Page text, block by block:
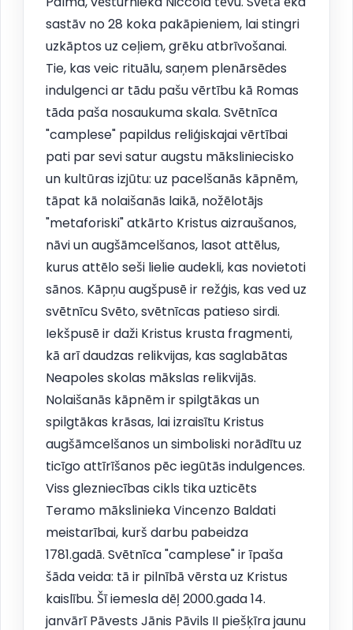
sastāv no 28 koka pakāpieniem, lai stingri
uzkāptos uz ceļiem, grēku atbrīvošanai.
Tie, kas veic rituālu, saņem plenārsēdes
indulgenci ar tādu pašu vērtību kā Romas
tāda paša nosaukuma skala. Svētnīca
"camplese" papildus reliģiskajai vērtībai
pati par sevi satur augstu māksliniecisko
un kultūras izjūtu: uz pacelšanās kāpnēm,
tāpat kā nolaišanās laikā, nožēlotājs
"metaforiski" atkārto Kristus aizraušanos,
nāvi un augšāmcelšanos, lasot attēlus,
kurus attēlo seši lielie audekli, kas novietoti
sānos. Kāpņu augšpusē ir režģis, kas ved uz
svētnīcu Svēto, svētnīcas patieso sirdi.
Iekšpusē ir daži Kristus krusta fragmenti,
kā arī daudzas relikvijas, kas saglabātas
Neapoles skolas mākslas relikvijās.
Nolaišanās kāpnēm ir spilgtākas un
spilgtākas krāsas, lai izraisītu Kristus
augšāmcelšanos un simboliski norādītu uz
ticīgo attīrīšanos pēc iegūtās indulgences.
Viss glezniecības cikls tika uzticēts
Teramo mākslinieka Vincenzo Baldati
meistarībai, kurš darbu pabeidza
1781.gadā. Svētnīca "camplese" ir īpaša
šāda veida: tā ir pilnībā vērsta uz Kristus
kaislību. Šī iemesla dēļ 2000.gada 14.
janvārī Pāvests Jānis Pāvils II piešķīra jaunu